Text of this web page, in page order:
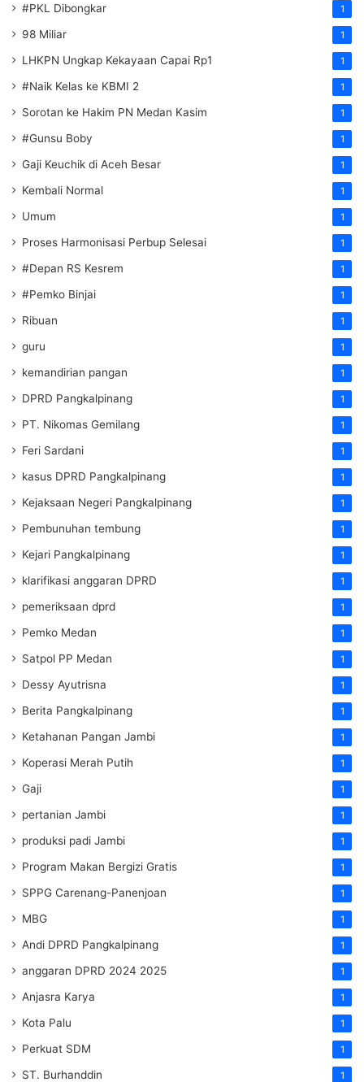
#PKL Dibongkar 1
98 Miliar 1
LHKPN Ungkap Kekayaan Capai Rp1 1
#Naik Kelas ke KBMI 2 1
Sorotan ke Hakim PN Medan Kasim 1
#Gunsu Boby 1
Gaji Keuchik di Aceh Besar 1
Kembali Normal 1
Umum 1
Proses Harmonisasi Perbup Selesai 1
#Depan RS Kesrem 1
#Pemko Binjai 1
Ribuan 1
guru 1
kemandirian pangan 1
DPRD Pangkalpinang 1
PT. Nikomas Gemilang 1
Feri Sardani 1
kasus DPRD Pangkalpinang 1
Kejaksaan Negeri Pangkalpinang 1
Pembunuhan tembung 1
Kejari Pangkalpinang 1
klarifikasi anggaran DPRD 1
pemeriksaan dprd 1
Pemko Medan 1
Satpol PP Medan 1
Dessy Ayutrisna 1
Berita Pangkalpinang 1
Ketahanan Pangan Jambi 1
Koperasi Merah Putih 1
Gaji 1
pertanian Jambi 1
produksi padi Jambi 1
Program Makan Bergizi Gratis 1
SPPG Carenang-Panenjoan 1
MBG 1
Andi DPRD Pangkalpinang 1
anggaran DPRD 2024 2025 1
Anjasra Karya 1
Kota Palu 1
Perkuat SDM 1
ST. Burhanddin 1